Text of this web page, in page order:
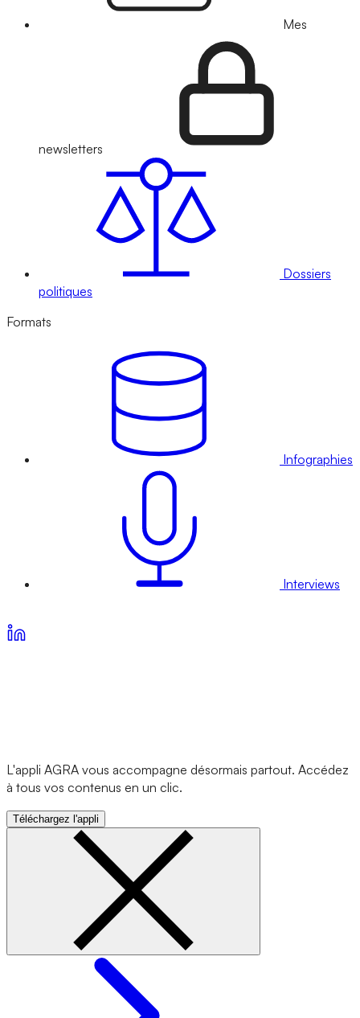
Mes
newsletters
Dossiers
politiques
Formats
Infographies
Interviews
L'appli AGRA vous accompagne désormais partout. Accédez
à tous vos contenus en un clic.
Téléchargez l'appli